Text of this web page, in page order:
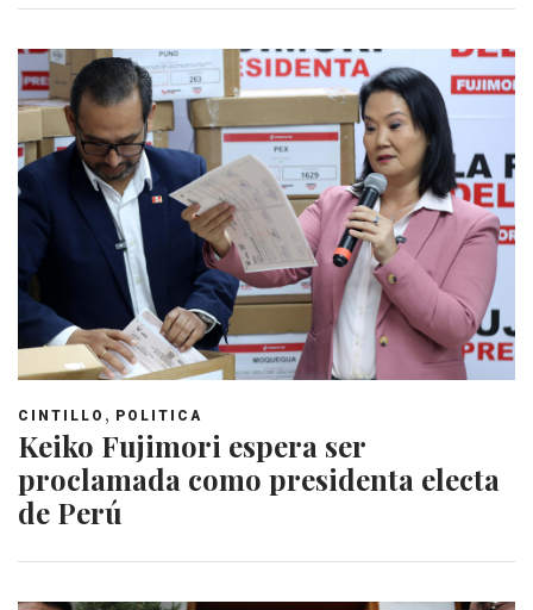
CINTILLO , POLITICA
Keiko Fujimori espera ser
proclamada como presidenta electa
de Perú